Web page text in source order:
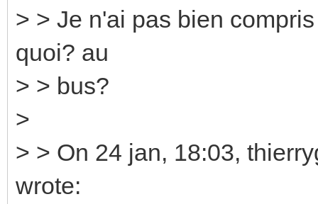
> > Je n'ai pas bien
quoi? au
> > bus?
>
> > On 24 jan, 18:03,
wrote: